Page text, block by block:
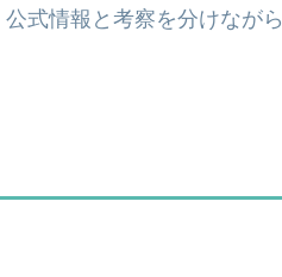
式情報と考察を分けながら